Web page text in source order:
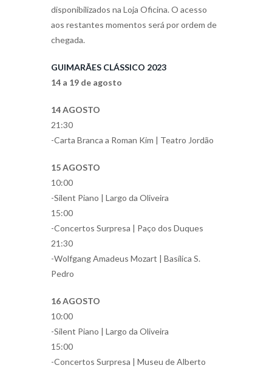
disponibilizados na Loja Oficina. O acesso
aos restantes momentos será por ordem de
chegada.
GUIMARÃES CLÁSSICO 2023
14 a 19 de agosto
14 AGOSTO
21:30
-Carta Branca a Roman Kim | Teatro Jordão
15 AGOSTO
10:00
-Silent Piano | Largo da Oliveira
15:00
-Concertos Surpresa | Paço dos Duques
21:30
-Wolfgang Amadeus Mozart | Basílica S.
Pedro
16 AGOSTO
10:00
-Silent Piano | Largo da Oliveira
15:00
-Concertos Surpresa | Museu de Alberto